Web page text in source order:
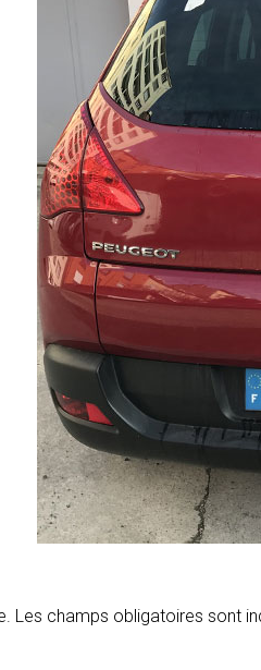
Les champs obligatoires sont